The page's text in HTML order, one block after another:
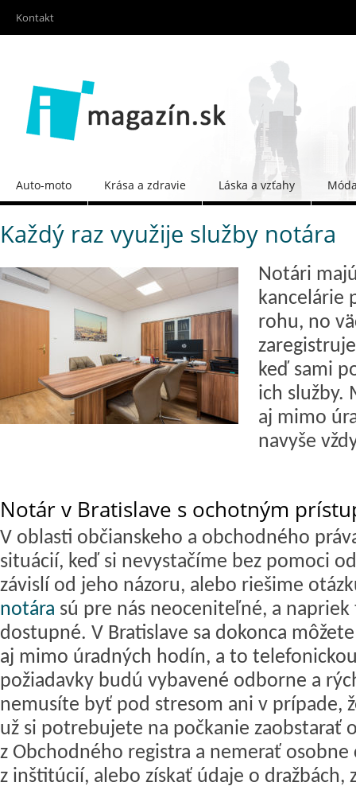
Kontakt
Auto-moto Krása a zdravie Láska a vzťahy
Každý raz využije služby notára
Notári
kancelárie
rohu, no
keď sami
ich služby.
aj mimo
navyše
Notár v Bratislave s ochotným
V oblasti občianskeho a obchodného
situácií, keď si nevystačíme bez pomoci
závislí od jeho názoru, alebo riešime
notára sú pre nás neoceniteľné, a
dostupné. V Bratislave sa dokonca
aj mimo úradných hodín, a to
požiadavky budú vybavené odborne a
nemusíte byť pod stresom ani v prípade,
už si potrebujete na počkanie zaobstarať
z Obchodného registra a nemerať
z inštitúcií, alebo získať údaje o dražbách,